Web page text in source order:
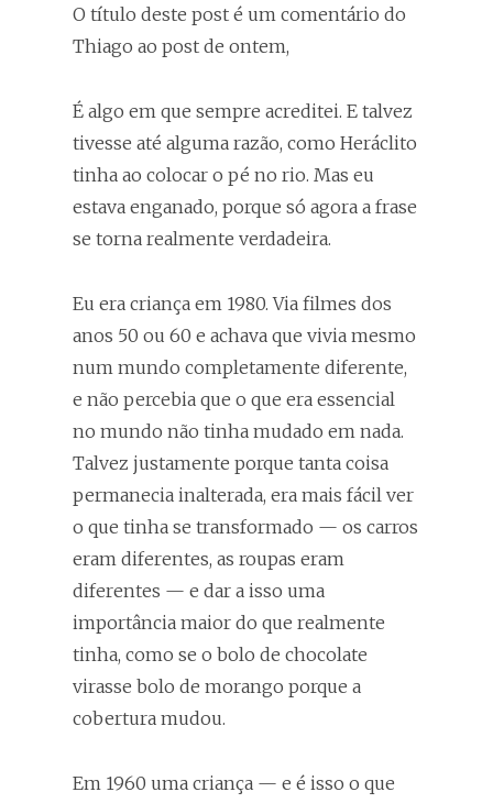
O título deste post é um comentário do
Thiago ao post de ontem,
É algo em que sempre acreditei. E talvez
tivesse até alguma razão, como Heráclito
tinha ao colocar o pé no rio. Mas eu
estava enganado, porque só agora a frase
se torna realmente verdadeira.
Eu era criança em 1980. Via filmes dos
anos 50 ou 60 e achava que vivia mesmo
num mundo completamente diferente,
e não percebia que o que era essencial
no mundo não tinha mudado em nada.
Talvez justamente porque tanta coisa
permanecia inalterada, era mais fácil ver
o que tinha se transformado — os carros
eram diferentes, as roupas eram
diferentes — e dar a isso uma
importância maior do que realmente
tinha, como se o bolo de chocolate
virasse bolo de morango porque a
cobertura mudou.
Em 1960 uma criança — e é isso o que